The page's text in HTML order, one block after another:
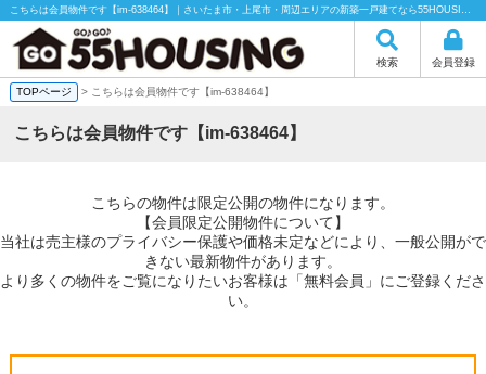
こちらは会員物件です【im-638464】｜さいたま市・上尾市・周辺エリアの新築一戸建てなら55HOUSING（55ハウジング）にお任せください！
検索 会員登録
TOPページ > こちらは会員物件です【im-638464】
こちらは会員物件です【im-638464】
こちらの物件は限定公開の物件になります。
【会員限定公開物件について】
当社は売主様のプライバシー保護や価格未定などにより、一般公開がで
きない最新物件があります。
より多くの物件をご覧になりたいお客様は「無料会員」にご登録くださ
い。